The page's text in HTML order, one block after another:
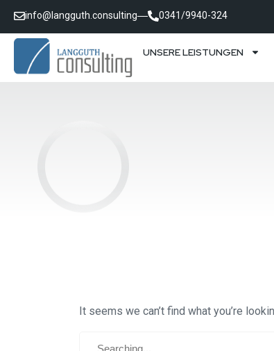
info@langguth.consulting 0341/9940-324
UNSERE LEISTUNGEN
It seems we can’t find what you’re